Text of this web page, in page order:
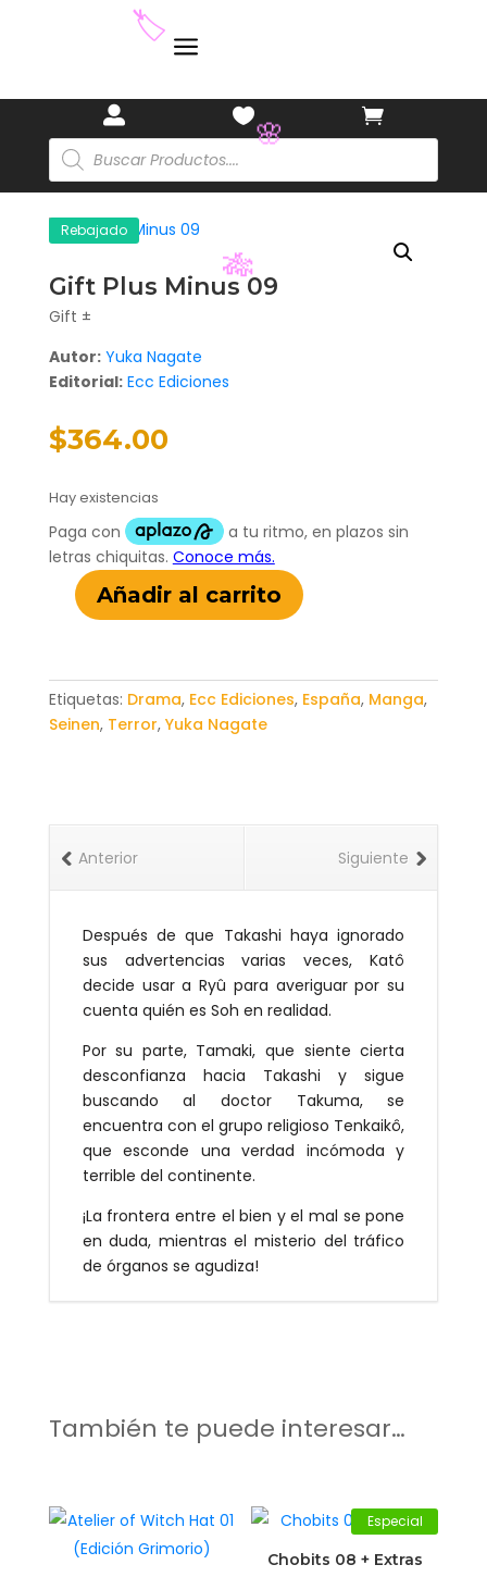
a
 

Búsqueda
de
productos
Rebajado
Gift Plus Minus 09
Gift ±
Autor: Yuka Nagate
Editorial: Ecc Ediciones
$364.00
Hay existencias
Gift
09
cantidad
Añadir al carrito
Etiquetas: Drama, Ecc Ediciones, España, Manga,
Seinen, Terror, Yuka Nagate
Siguiente
Anterior
Después de que Takashi haya ignorado
sus advertencias varias veces, Katô
decide usar a Ryû para averiguar por su
cuenta quién es Soh en realidad.
Por su parte, Tamaki, que siente cierta
desconfianza hacia Takashi y sigue
buscando al doctor Takuma, se
encuentra con el grupo religioso Tenkaikô,
que esconde una verdad incómoda y
terrible del continente.
¡La frontera entre el bien y el mal se pone
en duda, mientras el misterio del tráfico
de órganos se agudiza!
También te puede interesar…
Especial
Chobits 08 + Extras
🎋